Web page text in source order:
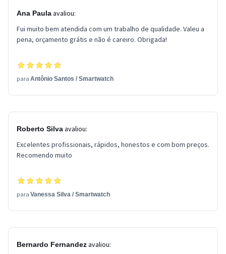
Ana Paulaavaliou:
Fui muito bem atendida com um trabalho de qualidade. Valeu a
pena, orçamento grátis e não é careiro. Obrigada!
para Antônio Santos / Smartwatch
Roberto Silvaavaliou:
Excelentes profissionais, rápidos, honestos e com bom preços.
Recomendo muito
para Vanessa Silva / Smartwatch
Bernardo Fernandezavaliou: